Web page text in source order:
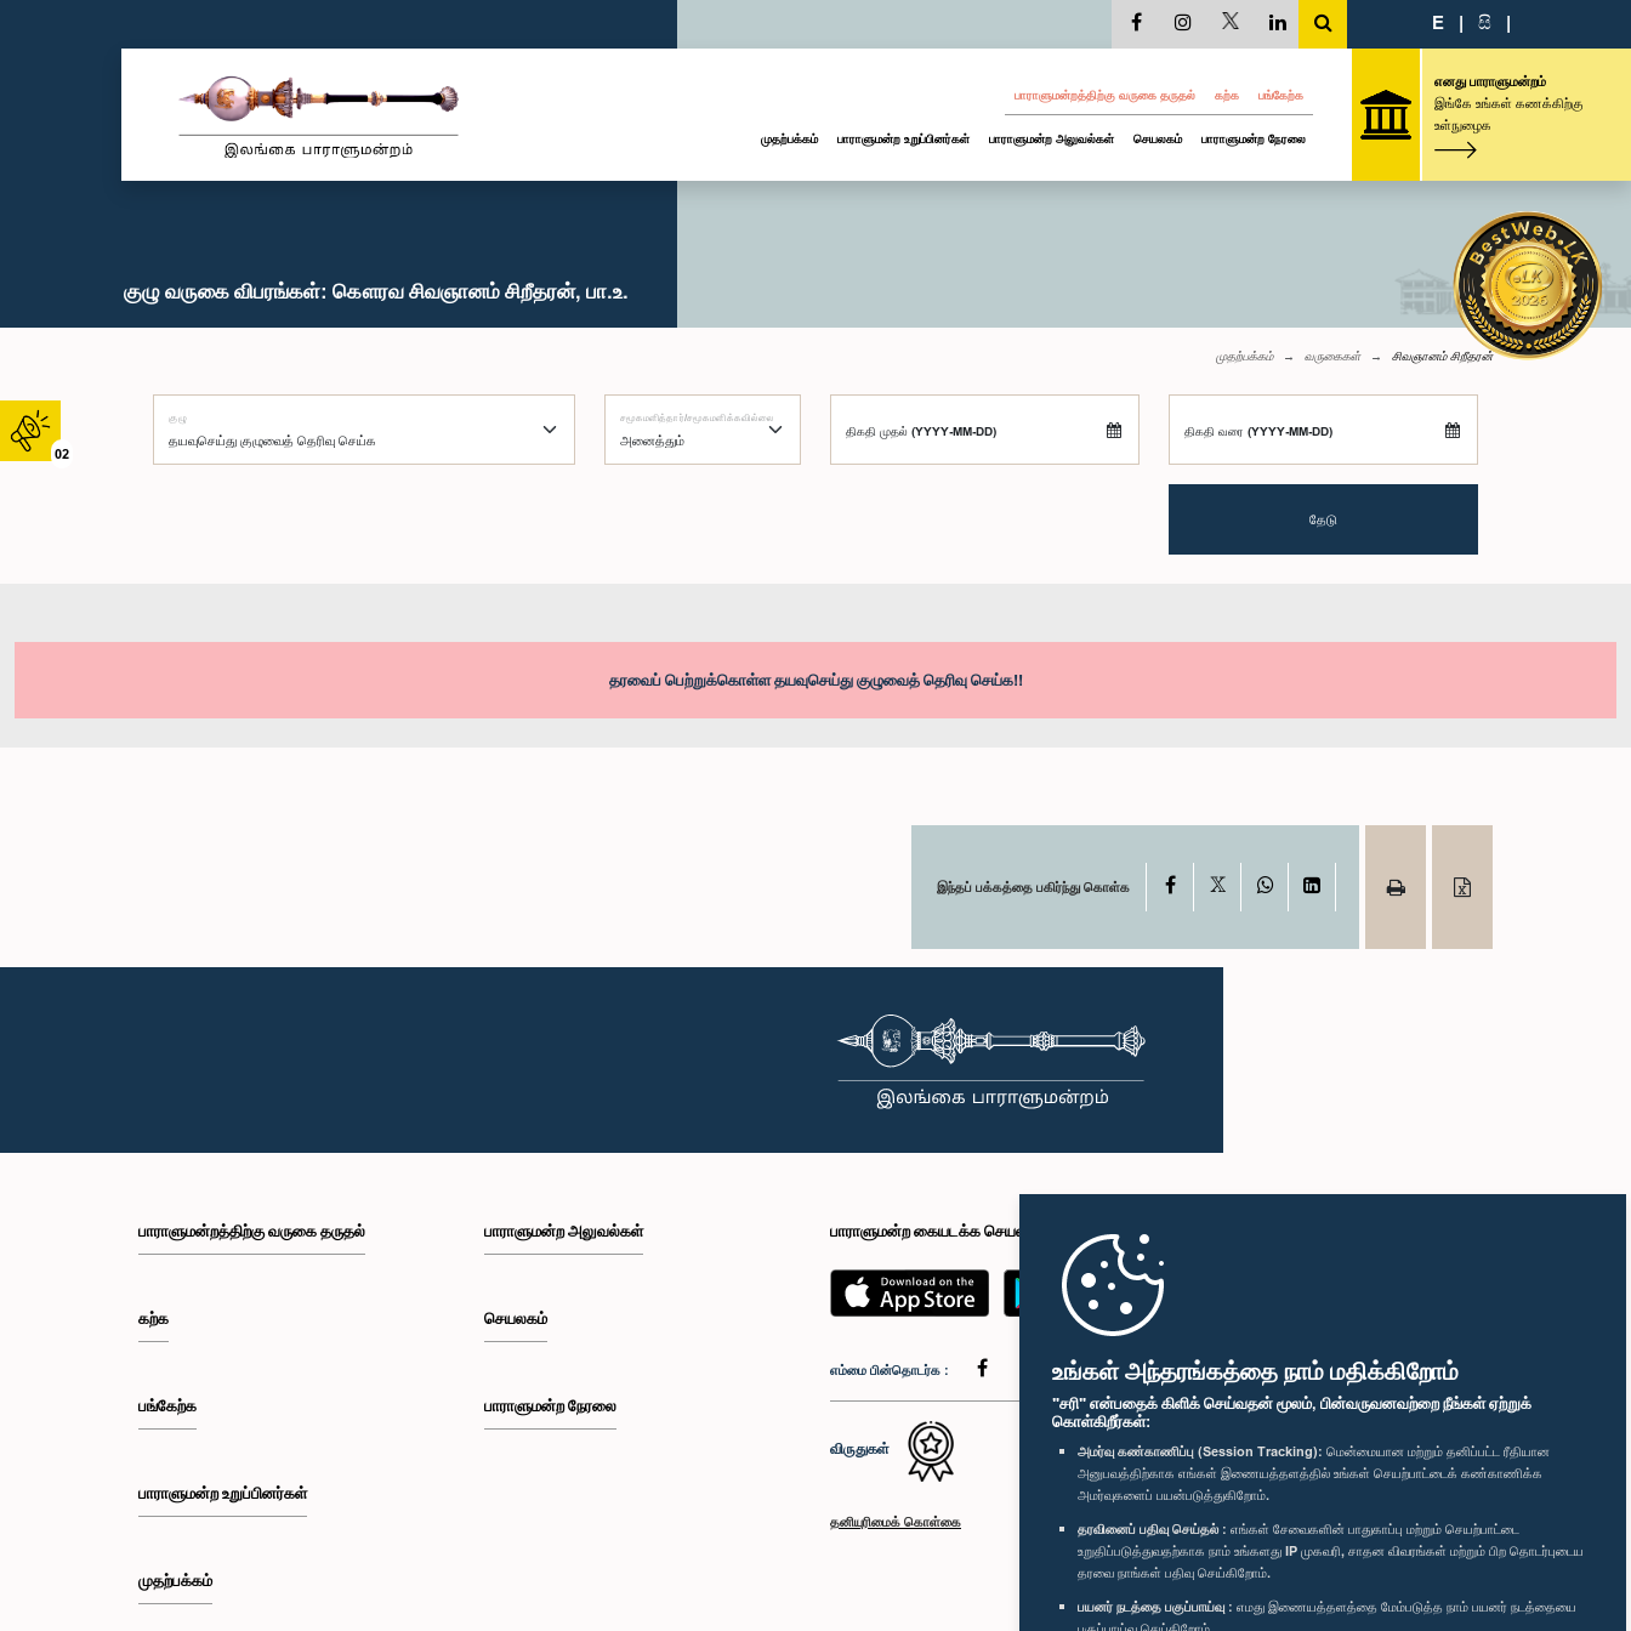
உங்கள் அந்தரங்கத்தை நாம் மதிக்கிறோம்
"சரி" என்பதைக் கிளிக் செய்வதன் மூலம், பின்வருவனவற்றை நீங்கள் ஏற்றுக்
கொள்கிறீர்கள்:
அமர்வு கண்காணிப்பு (Session Tracking): மென்மையான மற்றும் தனிப்பட்ட ரீதியான
அனுபவத்திற்காக எங்கள் இணையத்தளத்தில் உங்கள் செயற்பாட்டைக் கண்காணிக்க
அமர்வுகளைப் பயன்படுத்துகிறோம்.
தரவினைப் பதிவு செய்தல் : எங்கள் சேவைகளின் பாதுகாப்பு மற்றும் செயற்பாட்டை
உறுதிப்படுத்துவதற்காக நாம் உங்களது IP முகவரி, சாதன விவரங்கள் மற்றும் பிற தொடர்புடைய
தரவை நாங்கள் பதிவு செய்கிறோம்.
பயனர் நடத்தை பகுப்பாய்வு : எமது இணையத்தளத்தை மேம்படுத்த நாம் பயனர் நடத்தையை
02
E | සි |
பாராளுமன்றத்திற்கு வருகை தருதல் கற்க பங்கேற்க
முதற்பக்கம் பாராளுமன்ற உறுப்பினர்கள் பாராளுமன்ற அலுவல்கள் செயலகம் பாராளுமன்ற நேரலை
எனது பாராளுமன்றம்
இங்கே உங்கள் கணக்கிற்கு
உள்நுழைக
குழு வருகை விபரங்கள்: கௌரவ சிவஞானம் சிறீதரன், பா.உ.
முதற்பக்கம் வருகைகள் சிவஞானம் சிறீதரன்
குழு சமூகமளித்தார்/சமூகமளிக்கவில்லை
திகதி முதல் (YYYY-MM-DD) திகதி வரை (YYYY-MM-DD)
தேடு
தரவைப் பெற்றுக்கொள்ள தயவுசெய்து குழுவைத் தெரிவு செய்க!!
இந்தப் பக்கத்தை பகிர்ந்து கொள்க Facebook WhatsAppLinkedIn
பாராளுமன்றத்திற்கு வருகை தருதல்
கற்க
பங்கேற்க
பாராளுமன்ற உறுப்பினர்கள்
முதற்பக்கம்
பாராளுமன்ற அலுவல்கள்
செயலகம்
பாராளுமன்ற நேரலை
பாராளுமன்ற கையடக்க செயலி
எம்மை பின்தொடர்க :
விருதுகள்
தனியுரிமைக் கொள்கை